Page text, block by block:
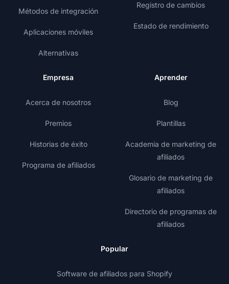
Métodos de integración
Aplicaciones móviles
Alternativas
Registro de cambios
Estado de rendimiento
Empresa
Acerca de nosotros
Premios
Historias de éxito
Programa de afiliados
Aprender
Blog
Plantillas
Academia de marketing de
afiliados
Glosario de marketing de
afiliados
Directorio de programas de
afiliados
Popular
Software de afiliados para Shopify